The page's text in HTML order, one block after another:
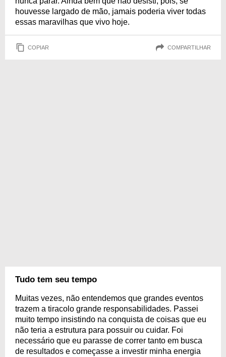
houvesse largado de mão, jamais poderia viver todas
essas maravilhas que vivo hoje.
COPIAR COMPARTILHAR
Tudo tem seu tempo
Muitas vezes, não entendemos que grandes eventos
trazem a tiracolo grande responsabilidades. Passei
muito tempo insistindo na conquista de coisas que eu
não teria a estrutura para possuir ou cuidar. Foi
necessário que eu parasse de correr tanto em busca
de resultados e começasse a investir minha energia